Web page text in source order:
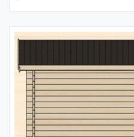
• Tack vare måttanpassade
fönster precis där du vill ha
sätt anpassa alla placeringar